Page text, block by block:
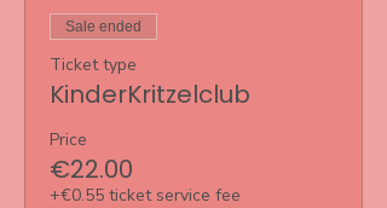
Sale ended
Ticket type
KinderKritzelclub
Price
€22.00
+€0.55 ticket service fee